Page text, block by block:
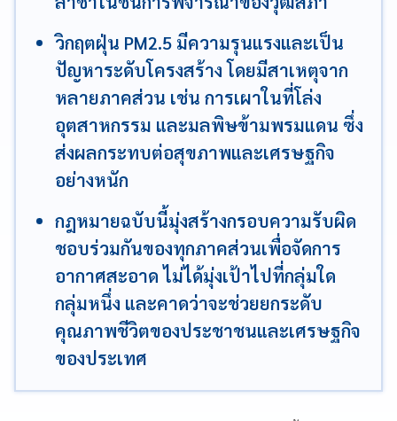
วิกฤตฝุ่น PM2.5 มีความรุนแรงและเป็น
ปัญหาระดับโครงสร้าง โดยมีสาเหตุจาก
หลายภาคส่วน เช่น การเผาในที่โล่ง
อุตสาหกรรม และมลพิษข้ามพรมแดน ซึ่ง
ส่งผลกระทบต่อสุขภาพและเศรษฐกิจ
อย่างหนัก
กฎหมายฉบับนี้มุ่งสร้างกรอบความรับผิด
ชอบร่วมกันของทุกภาคส่วนเพื่อจัดการ
อากาศสะอาด ไม่ได้มุ่งเป้าไปที่กลุ่มใด
กลุ่มหนึ่ง และคาดว่าจะช่วยยกระดับ
คุณภาพชีวิตของประชาชนและเศรษฐกิจ
ของประเทศ